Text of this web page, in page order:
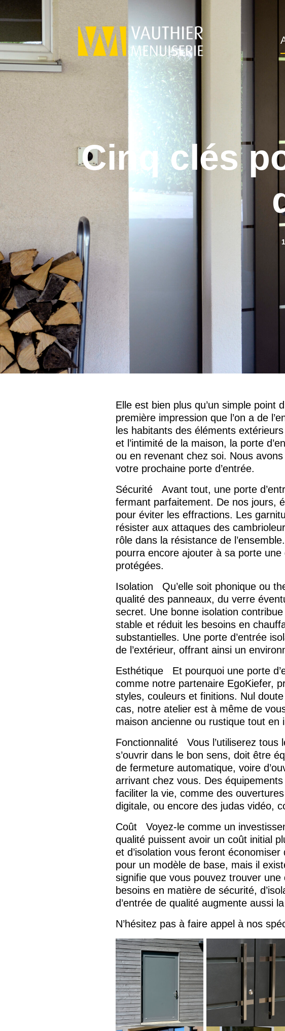
Cinq clés
Elle est bien plus qu’un simple point
première impression que l’on a de
les habitants des éléments
et l’intimité de la maison, la porte
ou en revenant chez soi. Nous
votre prochaine porte d’entrée.
Sécurité Avant tout, une porte
fermant parfaitement. De nos jours,
pour éviter les effractions. Les
résister aux attaques des
rôle dans la résistance de
pourra encore ajouter à sa porte
protégées.
Isolation Qu’elle soit phonique ou
qualité des panneaux, du verre
secret. Une bonne isolation
stable et réduit les besoins en
substantielles. Une porte d’entrée
de l’extérieur, offrant ainsi un
Esthétique Et pourquoi une porte
comme notre partenaire EgoKiefer,
styles, couleurs et finitions. Nul
cas, notre atelier est à même de
maison ancienne ou rustique tout en
Fonctionnalité Vous l’utiliserez tous
s’ouvrir dans le bon sens, doit être
de fermeture automatique, voire
arrivant chez vous. Des
faciliter la vie, comme des
digitale, ou encore des judas vidéo,
Coût Voyez-le comme un
qualité puissent avoir un coût initial
et d’isolation vous feront
pour un modèle de base, mais il
signifie que vous pouvez trouver
besoins en matière de sécurité,
d’entrée de qualité augmente aussi
N’hésitez pas à faire appel à nos